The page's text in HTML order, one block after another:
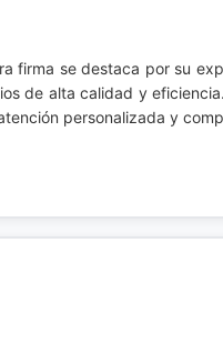
firma se destaca por su
de alta calidad y
personalizada y